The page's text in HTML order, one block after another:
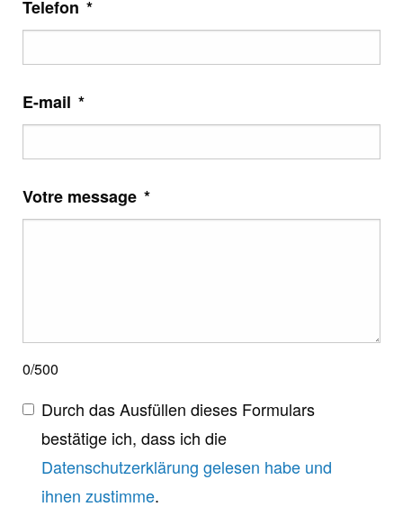
Telefon *
E-mail *
Votre message *
0/500
Durch das Ausfüllen dieses Formulars
bestätige ich, dass ich die
Datenschutzerklärung gelesen habe und
ihnen zustimme.